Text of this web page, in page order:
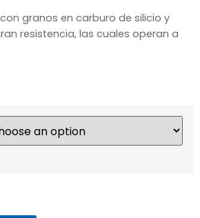
granos en carburo de silicio y
resistencia, las cuales operan a